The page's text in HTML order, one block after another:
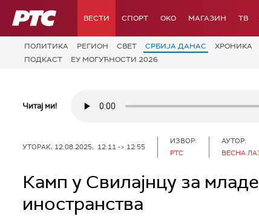
РТС ВЕСТИ СПОРТ OKO МАГАЗИН ТВ
ПОЛИТИКА РЕГИОН СВЕТ СРБИЈА ДАНАС ХРОНИКА
ПОДКАСТ
ЕУ МОГУЋНОСТИ 2026
Читај ми!
УТОРАК, 12.08.2025, 12:11 -> 12:55
ИЗВОР:
РТС
АУТОР:
ВЕСНА
Камп у Свилајнцу за
иностранства